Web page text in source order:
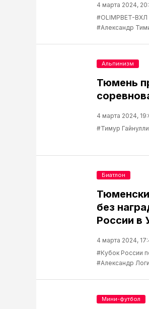
4 марта 2024,
#OLIMPBET-ВХЛ
#Александр
Тюмень
4 марта 2024,
#Тимур
Альпинизм
без
России в
4 марта 2024,
#Кубок России
#Александр
Биатлон
Мини-футбол